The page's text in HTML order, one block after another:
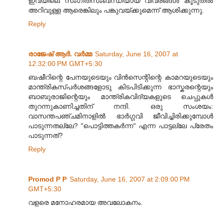
അറിവുള്ള ആരെങ്കിലും പങ്കുവയ്ക്കുമെന്ന് ആശിക്കുന്നു.
Reply
രാജേഷ് ആർ. വർമ്മ Saturday, June 16, 2007 at
12:32:00 PM GMT+5:30
ബഷീറിന്റെ പേനയുടെയും വിന്‍സെന്റിന്റെ കാമറയുടെയും
മാന്ത്രികസ്പര്‍ശങ്ങളോടു കിടപിടിക്കുന്ന ഭാസ്കരന്റെയും
ബാബുരാജിന്റെയും മാന്ത്രികവിദ്യകളുടെ ചെപ്പുകള്‍
തുറന്നുകാണിച്ചതിന്‌ നന്ദി. ഒരു സംശയം:
വാസന്തപഞ്ചമിനാളില്‍ ഭാര്‍ഗ്ഗവി ജീവിച്ചിരിക്കുമ്പോള്‍
പാടുന്നതല്ലേ? "പൊട്ടിത്തകര്‍ന്ന" എന്ന പാട്ടല്ലേ പ്രേതം
പാടുന്നത്‌?
Reply
Promod P P Saturday, June 16, 2007 at 2:09:00 PM
GMT+5:30
വളരെ മനോഹരമായ അവലോകനം.